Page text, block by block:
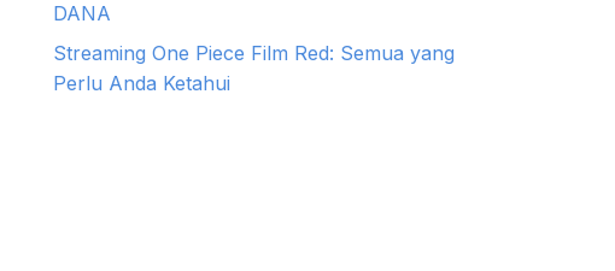
DANA
Streaming One Piece Film Red: Semua yang
Perlu Anda Ketahui